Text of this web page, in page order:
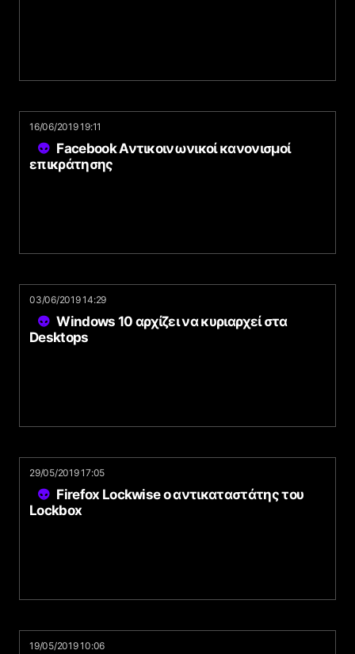
16/06/2019 19:11
Facebook Αντικοινωνικοί κανονισμοί
επικράτησης
03/06/2019 14:29
Windows 10 αρχίζει να κυριαρχεί στα
Desktops
29/05/2019 17:05
Firefox Lockwise ο αντικαταστάτης του
Lockbox
19/05/2019 10:06